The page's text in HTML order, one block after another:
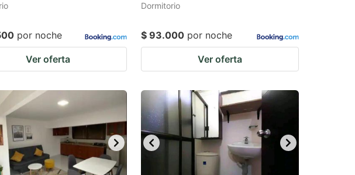
por noche
Ver oferta
Dormitorio
$ 93.000 por noche
Ver oferta